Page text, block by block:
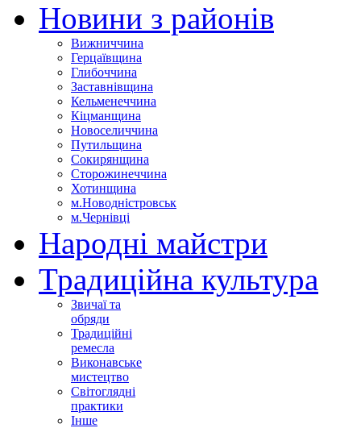
Новини з районів
Вижниччина
Герцаївщина
Глибоччина
Заставнівщина
Кельменеччина
Кіцманщина
Новоселиччина
Путильщина
Сокирянщина
Сторожинеччина
Хотинщина
м.Новодністровськ
м.Чернівці
Народні майстри
Традиційна культура
Звичаї та
обряди
Традиційні
ремесла
Виконавське
мистецтво
Світоглядні
практики
Інше